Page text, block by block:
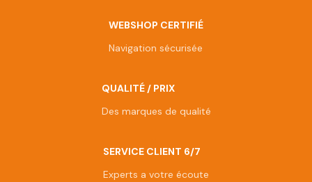
WEBSHOP CERTIFIÉ
Navigation sécurisée
QUALITÉ / PRIX
Des marques de qualité
SERVICE CLIENT 6/7
Experts a votre écoute